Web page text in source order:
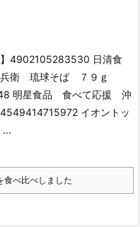
4902105283530 日清食
衛 琉球そば ７９ｇ
明星食品 食べて応援 沖
4549414715972 イオントッ
食べ比べしました